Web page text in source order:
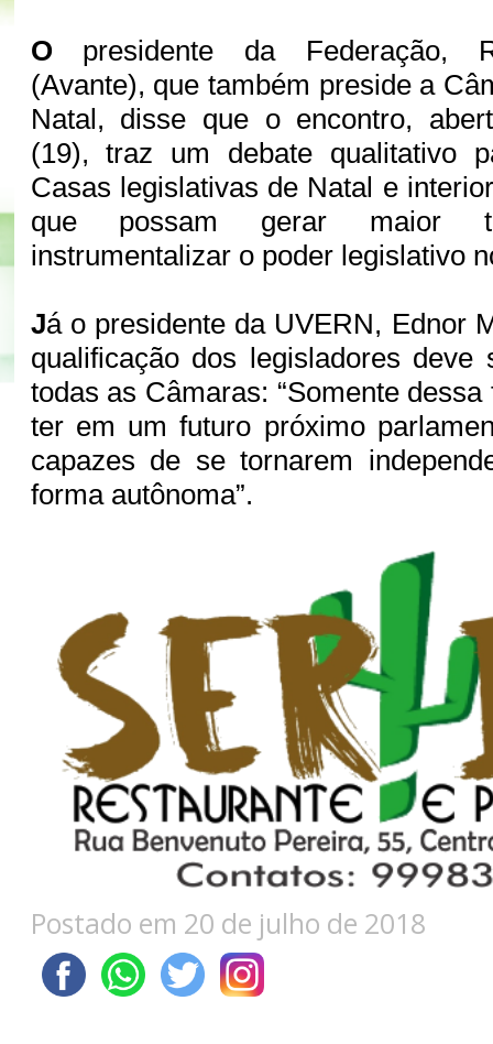
O presidente da Federação,
(Avante), que também preside a
Natal, disse que o encontro,
(19), traz um debate qualitativo
Casas legislativas de Natal e
que possam gerar maior
instrumentalizar o poder legislativo
Já o presidente da UVERN, Ednor
qualificação dos legisladores
todas as Câmaras: “Somente
ter em um futuro próximo
capazes de se tornarem
forma autônoma”.
Postado em 20 de julho de 2018